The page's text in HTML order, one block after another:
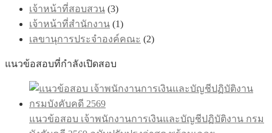
เจ้าหน้าที่สอบสวน (3)
เจ้าหน้าที่สำนักงาน (1)
เลขานุการประจำองค์คณะ (2)
แนวข้อสอบที่กำลังเปิดสอบ
แนวข้อสอบ เจ้าพนักงานการเงินและบัญชีปฏิบัติงาน กรม